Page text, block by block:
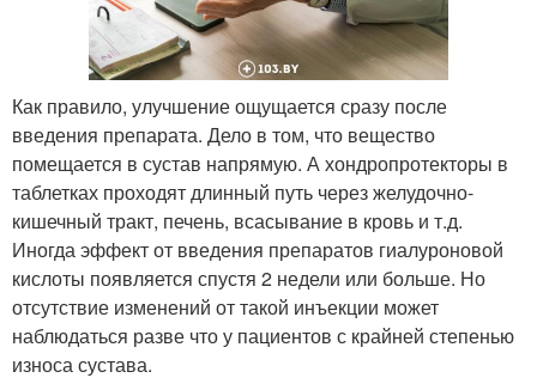
Как правило, улучшение ощущается сразу после
введения препарата. Дело в том, что вещество
помещается в сустав напрямую. А хондропротекторы в
таблетках проходят длинный путь через желудочно-
кишечный тракт, печень, всасывание в кровь и т.д.
Иногда эффект от введения препаратов гиалуроновой
кислоты появляется спустя 2 недели или больше. Но
отсутствие изменений от такой инъекции может
наблюдаться разве что у пациентов с крайней степенью
износа сустава.